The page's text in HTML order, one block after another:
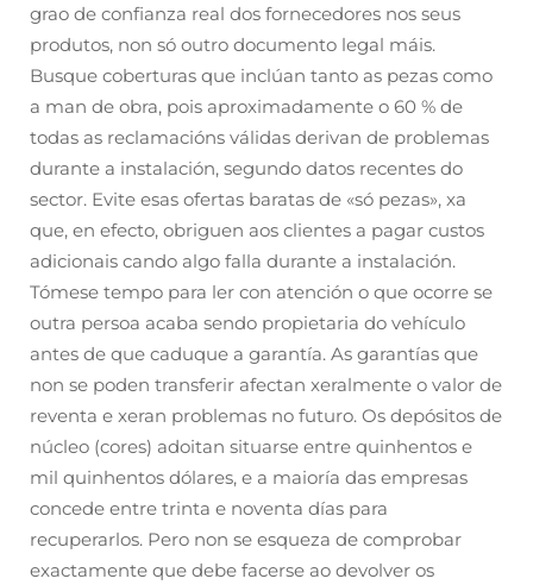
grao de confianza real dos fornecedores nos seus
produtos, non só outro documento legal máis.
Busque coberturas que inclúan tanto as pezas como
a man de obra, pois aproximadamente o 60 % de
todas as reclamacións válidas derivan de problemas
durante a instalación, segundo datos recentes do
sector. Evite esas ofertas baratas de «só pezas», xa
que, en efecto, obriguen aos clientes a pagar custos
adicionais cando algo falla durante a instalación.
Tómese tempo para ler con atención o que ocorre se
outra persoa acaba sendo propietaria do vehículo
antes de que caduque a garantía. As garantías que
non se poden transferir afectan xeralmente o valor de
reventa e xeran problemas no futuro. Os depósitos de
núcleo (cores) adoitan situarse entre quinhentos e
mil quinhentos dólares, e a maioría das empresas
concede entre trinta e noventa días para
recuperarlos. Pero non se esqueza de comprobar
exactamente que debe facerse ao devolver os